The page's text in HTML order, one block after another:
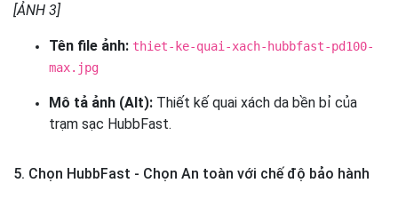
[ẢNH 3]
Tên file ảnh: thiet-ke-quai-xach-hubbfast-pd100-
max.jpg
Mô tả ảnh (Alt): Thiết kế quai xách da bền bỉ của
trạm sạc HubbFast.
5. Chọn HubbFast - Chọn An toàn với chế độ bảo hành